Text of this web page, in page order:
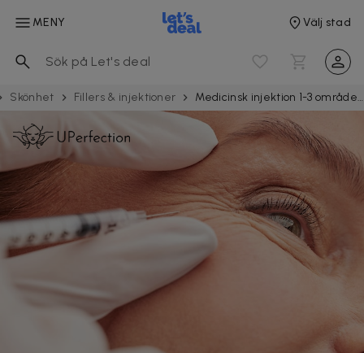
MENY Välj stad
Skönhet Fillers & injektioner Medicinsk injektion 1-3 områden hos UPerfection i Hammarby sjöstad